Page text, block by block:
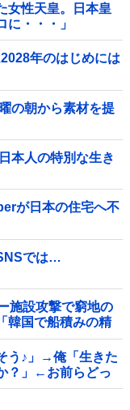
女性天皇。日本皇
・・・」
年のはじめには
の朝から素材を提
本人の特別な生き
が日本の住宅へ不
では…
施設攻撃で窮地の
韓国で船積みの精
う♪」→俺「生きた
？」←お前らどっ